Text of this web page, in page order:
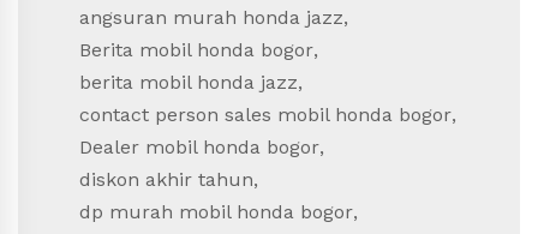
angsuran murah honda jazz,
Berita mobil honda bogor,
berita mobil honda jazz,
contact person sales mobil honda bogor,
Dealer mobil honda bogor,
diskon akhir tahun,
dp murah mobil honda bogor,